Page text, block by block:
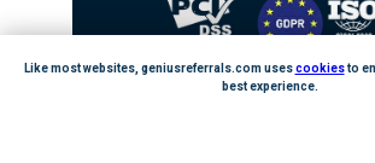
Like most websites, geniusreferrals.com usescookiesto
best experience.